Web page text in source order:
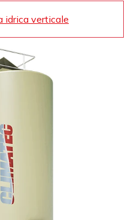
idrica verticale